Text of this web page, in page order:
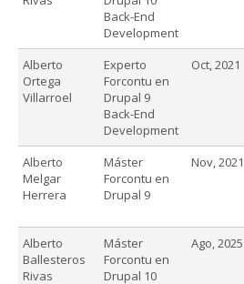
Back-End
Development
Alberto
Ortega
Villarroel
Experto
Forcontu en
Drupal 9
Back-End
Development
Oct, 2021
Alberto
Melgar
Herrera
Máster
Forcontu en
Drupal 9
Nov, 2021
Alberto
Ballesteros
Rivas
Máster
Forcontu en
Drupal 10
Ago, 2025